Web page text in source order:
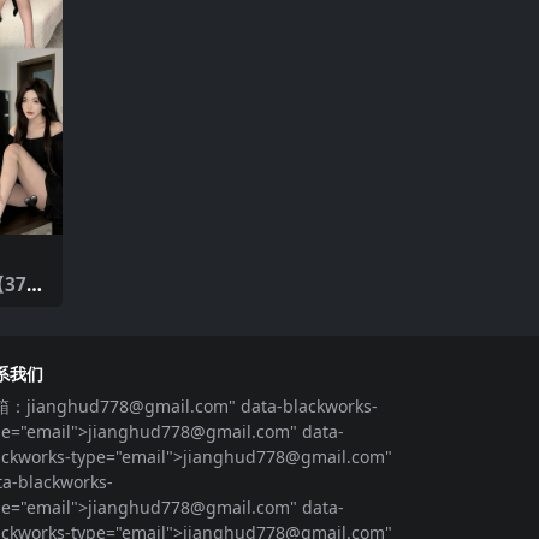
37
我们
： jianghud778@gmail.com" data-blackworks-
jianghud778@gmail.com" data-
type="email">jianghud778@gmail.com"
blackworks-
jianghud778@gmail.com" data-
type="email">jianghud778@gmail.com"